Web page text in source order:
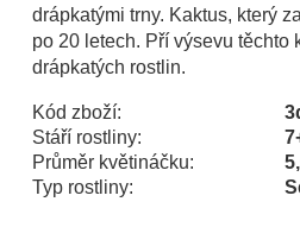
drápkatými trny. Kaktus, který
po 20 letech. Pří výsevu těchto
drápkatých rostlin.
Kód zboží:
Stáří rostliny:
Průměr květináčku:
Typ rostliny: